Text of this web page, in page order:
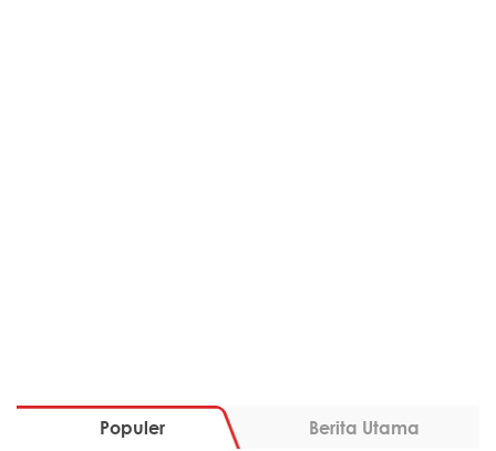
Populer Berita Utama